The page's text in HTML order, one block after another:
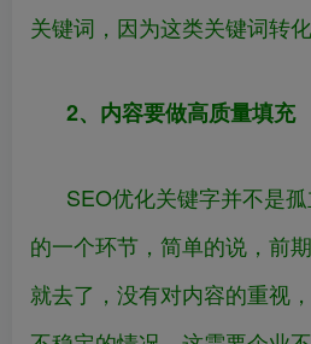
关键词，因为这类关键词转化
2、内容要做高质量填充
SEO优化关键字并不是
的一个环节，简单的说，前
就去了，没有对内容的重视